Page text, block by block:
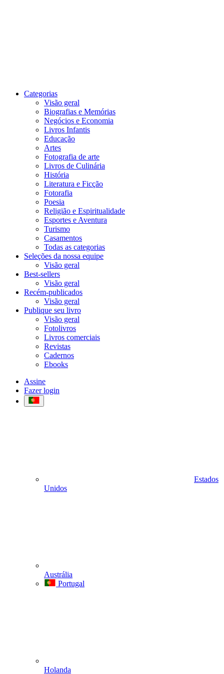
Categorias
Visão geral
Biografias e Memórias
Negócios e Economia
Livros Infantis
Educação
Artes
Fotografia de arte
Livros de Culinária
História
Literatura e Ficção
Fotorafia
Poesia
Religião e Espiritualidade
Esportes e Aventura
Turismo
Casamentos
Todas as categorias
Seleções da nossa equipe
Visão geral
Best-sellers
Visão geral
Recém-publicados
Visão geral
Publique seu livro
Visão geral
Fotolivros
Livros comerciais
Revistas
Cadernos
Ebooks
Assine
Fazer login
Estados
Unidos
Austrália
Portugal
Holanda